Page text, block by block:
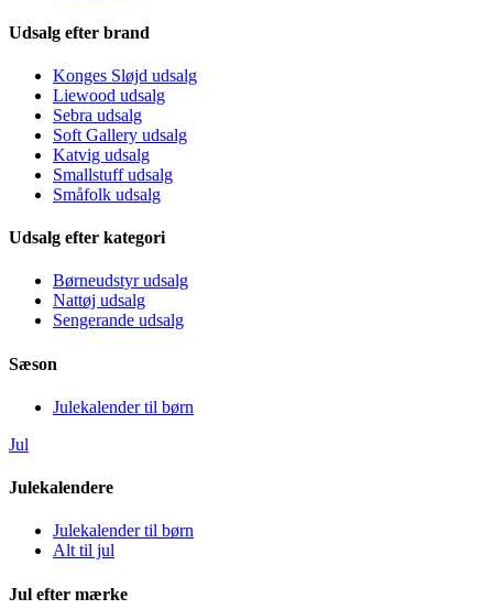
Udsalg efter brand
Konges Sløjd udsalg
Liewood udsalg
Sebra udsalg
Soft Gallery udsalg
Katvig udsalg
Smallstuff udsalg
Småfolk udsalg
Udsalg efter kategori
Børneudstyr udsalg
Nattøj udsalg
Sengerande udsalg
Sæson
Julekalender til børn
Jul
Julekalendere
Julekalender til børn
Alt til jul
Jul efter mærke